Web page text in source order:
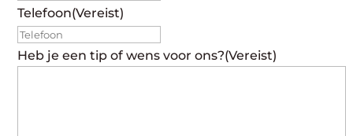
Telefoon(Vereist)
Heb je een tip of wens voor ons?(Vereist)